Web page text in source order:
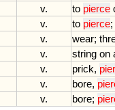
v. to pierce
v. to pierce;
v. wear;
v. string on
v. prick,
v. bore,
v. bore;